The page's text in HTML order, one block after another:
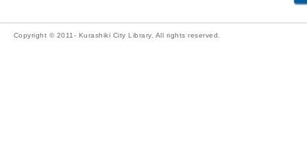
Copyright © 2011- Kurashiki City Library. All rights reserved.